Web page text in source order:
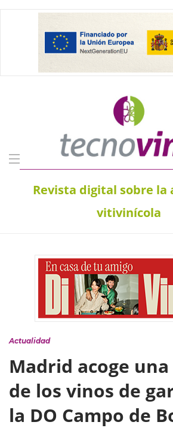
Revista digital sobre la
vitivinícola
Actualidad
Madrid acoge
de los vinos de
la DO Campo de